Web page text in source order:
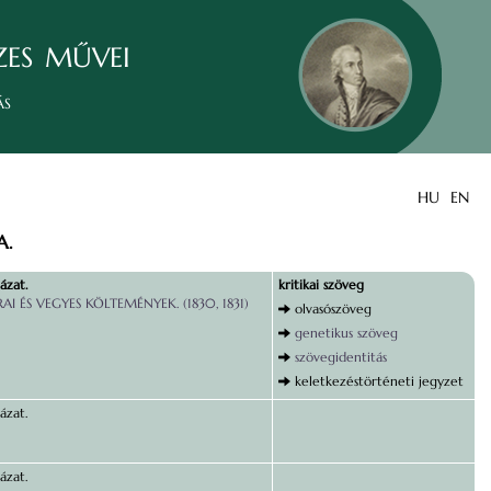
művei
HU EN
ÉS VEGYES KÖLTEMÉNYEK. (1830, 1831)
kritikai szöveg
olvasószöveg
genetikus szöveg
szövegidentitás
keletkezéstörténeti jegyzet